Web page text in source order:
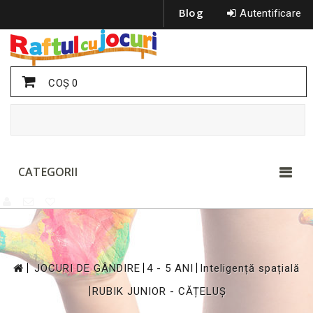
Autentificare
Blog
COŞ0
CATEGORII
>
JOCURI DE GÂNDIRE 4 - 5 ANI
Inteligență spațială
>
RUBIK JUNIOR - CĂȚELUȘ